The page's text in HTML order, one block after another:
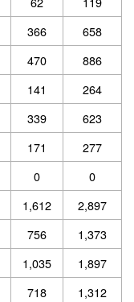
366
658
470
886
141
264
339
623
171
277
0
0
1,612
2,897
756
1,373
1,035
1,897
718
1,312